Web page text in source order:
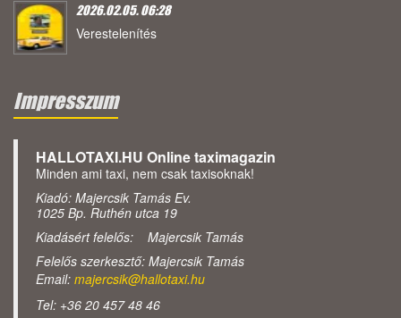
2026.02.05. 06:28
Verestelenítés
Impresszum
HALLOTAXI.HU Online taximagazin
Minden ami taxi, nem csak taxisoknak!
Kiadó: Majercsik Tamás Ev.
1025 Bp. Ruthén utca 19
Kiadásért felelős: Majercsik Tamás
Felelős szerkesztő: Majercsik Tamás
Email: majercsik@hallotaxi.hu
Tel: +36 20 457 48 46